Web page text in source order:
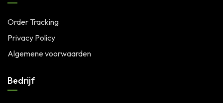
Order Tracking
Privacy Policy
Algemene voorwaarden
Bedrijf